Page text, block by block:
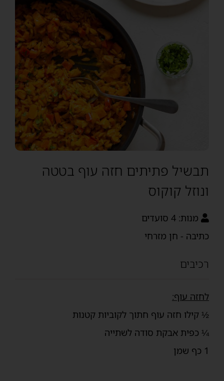
תבשיל פתיתים חזה עוף בטטה
ונוזל קוקוס
מנות: 4 סועדים
כתיבה - חן מזרחי
רכיבים
לחזה עוף:
½ קילו חזה עוף חתוך לקוביות קטנות
¼ כפית אבקת סודה לשתייה
1 כף שמן